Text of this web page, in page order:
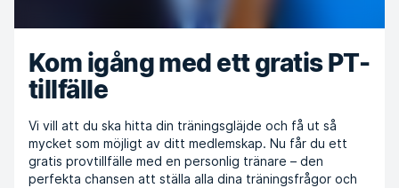
Kom igång med ett gratis PT-
tillfälle
Vi vill att du ska hitta din träningsgläjde och få ut så
mycket som möjligt av ditt medlemskap. Nu får du ett
gratis provtillfälle med en personlig tränare – den
perfekta chansen att ställa alla dina träningsfrågor och